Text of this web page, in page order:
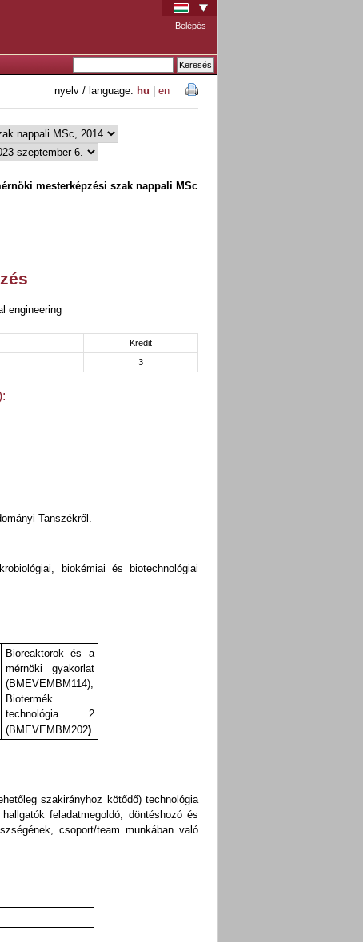
Belépés
nyelv / language: hu en
mesterképzési szak nappali MSc
engineering
Kredit
3
Tanszékről.
biokémiai és biotechnológiai
Bioreaktorok és a
mérnöki gyakorlat
(BMEVEMBM114),
Biotermék
technológia 2
(BMEVEMBM202)
szakirányhoz kötődő) technológia
feladatmegoldó, döntéshozó és
csoport/team munkában való